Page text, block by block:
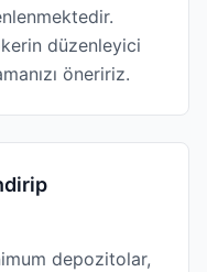
düzenleyici
öneririz.
depozitolar,